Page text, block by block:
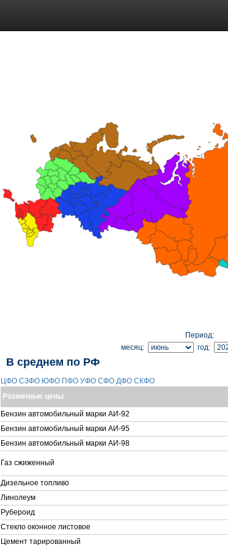
Период:
месяц:
год:
В среднем по РФ
ЦФО СЗФО ЮФО ПФО УФО СФО ДФО СКФО
Розничные цены
Бензин автомобильный марки АИ-92
Бензин автомобильный марки АИ-95
Бензин автомобильный марки АИ-98
Газ сжиженный
Дизельное топливо
Линолеум
Рубероид
Стекло оконное листовое
Цемент тарированный